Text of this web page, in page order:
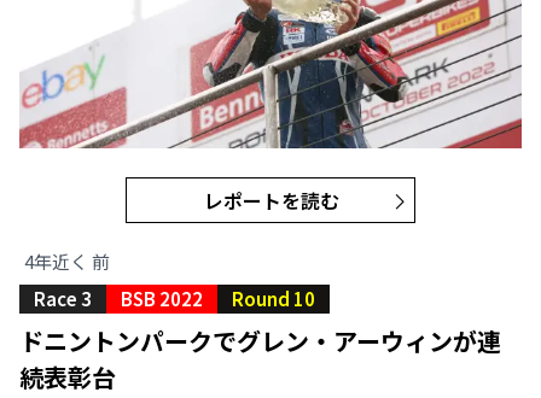
レポートを読む
4年近く 前
Race 3
BSB 2022 Round 10
ドニントンパークでグレン・アーウィンが連
続表彰台